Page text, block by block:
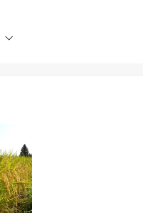
株式会
コガネ